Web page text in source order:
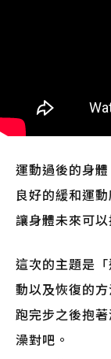
運動過後的身
良好的緩和運
讓身體未來可
這次的主題是
動以及恢復的方
跑完步之後抱
澡對吧。